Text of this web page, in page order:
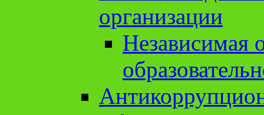
организации
Независимая